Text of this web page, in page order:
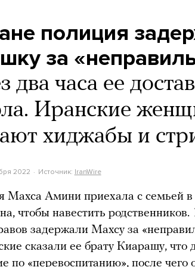
полиция
за
два часа ее
Иранские
хиджабы и
2022 Источник: IranWire
Махса Амини приехала с семьей в
чтобы навестить родственников.
задержали Махсу за
сказали ее брату Киарашу, что
по «перевоспитанию», после чего